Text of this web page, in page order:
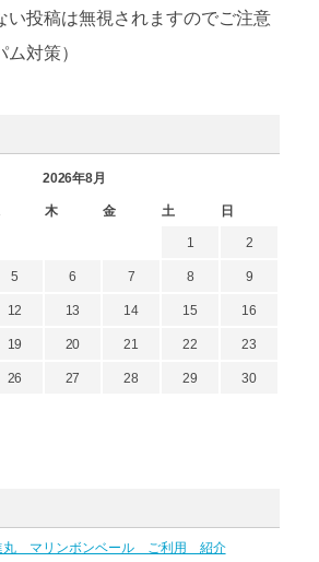
い投稿は無視されますのでご注意
対策）
2026年8月
木 金 土 日
1 2
5 6 7 8 9
12 13 14 15 16
19 20 21 22 23
26 27 28 29 30
マリンボンベール ご利用 紹介